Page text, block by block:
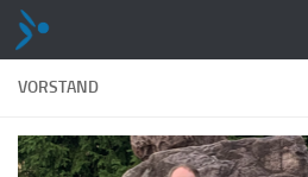
Zum Inhalt springen
VORSTAND